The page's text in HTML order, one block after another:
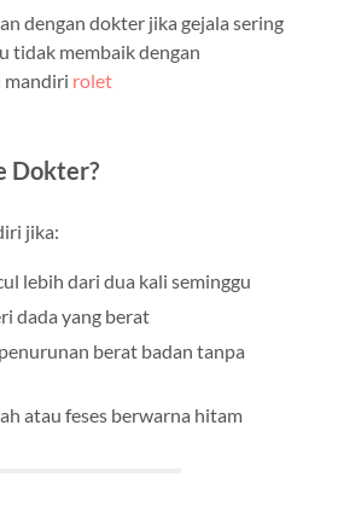
dengan dokter jika gejala sering
tidak membaik dengan
mandiri rolet
Dokter?
jika:
lebih dari dua kali seminggu
dada yang berat
berat badan tanpa
atau feses berwarna hitam